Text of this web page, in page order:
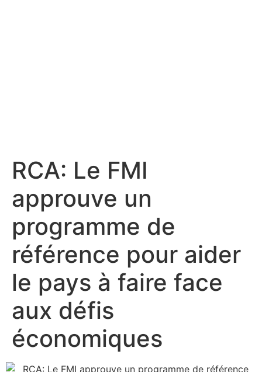
RCA: Le FMI
approuve un
programme de
référence pour aider
le pays à faire face
aux défis
économiques